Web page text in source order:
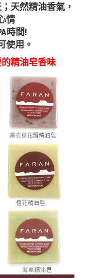
天然精油香氣，
情
時間!
使用。
精油皂香味